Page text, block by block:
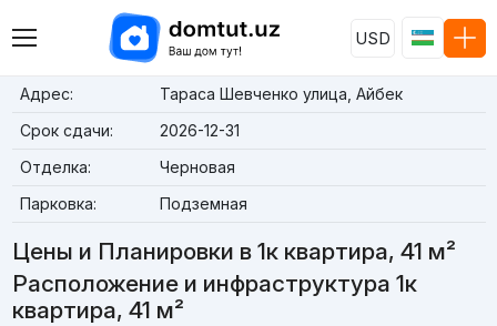
USD
Адрес:
Тараса Шевченко улица, Айбек
Срок сдачи:
2026-12-31
Отделка:
Черновая
Парковка:
Подземная
Цены и Планировки в 1к квартира, 41 м²
Расположение и инфраструктура 1к
квартира, 41 м²